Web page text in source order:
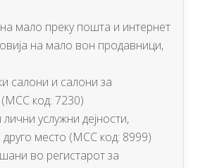
мало преку пошта и интернет
на мало вон продавници,
салони и салони за
код: 7230)
услужни дејности,
место (МСС код: 8999)
во регистарот за